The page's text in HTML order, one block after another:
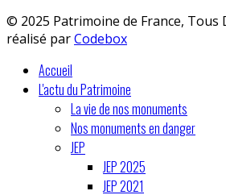
© 2025 Patrimoine de France, Tous
réalisé parCodebox
Accueil
L'actu du Patrimoine
La vie de nos monuments
Nos monuments en danger
JEP
JEP 2025
JEP 2021